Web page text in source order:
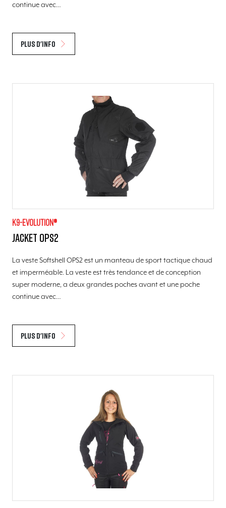
continue avec…
Plus d'info
K9-evolution®
Jacket OPS2
La veste Softshell OPS2 est un manteau de sport tactique chaud
et imperméable. La veste est très tendance et de conception
super moderne, a deux grandes poches avant et une poche
continue avec…
Plus d'info